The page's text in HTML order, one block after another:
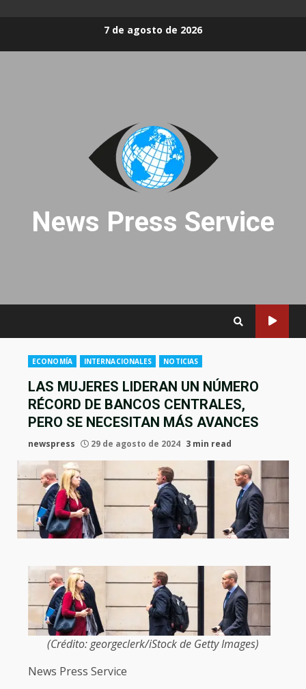
7 de agosto de 2026
News Press Service
ECONOMÍA INTERNACIONALES NOTICIAS
LAS MUJERES LIDERAN UN NÚMERO
RÉCORD DE BANCOS CENTRALES,
PERO SE NECESITAN MÁS AVANCES
newspress 29 de agosto de 2024 3 min read
(Crédito: georgeclerk/iStock de Getty Images)
News Press Service